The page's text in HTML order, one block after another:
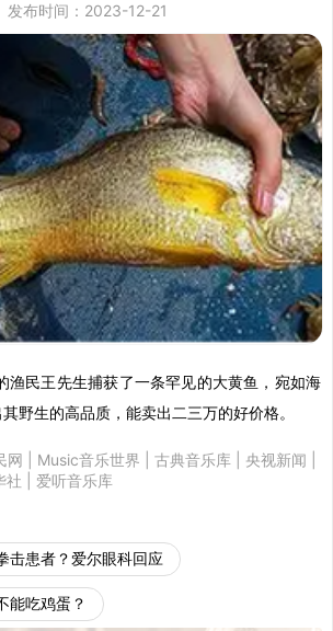
发布时间：2023-12-21
渔民王先生捕获了一条罕见的大黄鱼，宛如海
野生的高品质，能卖出二三万的好价格。
网 Music音乐世界 古典音乐库 央视新闻
社 爱听音乐库
击患者？爱尔眼科回应
能吃鸡蛋？